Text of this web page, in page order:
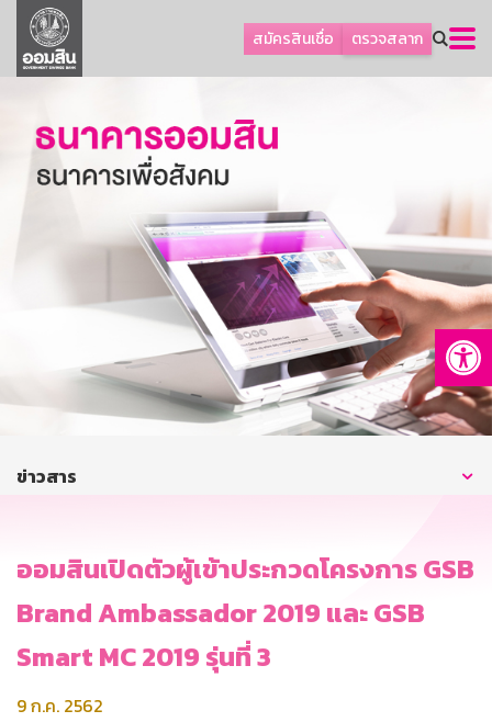
สมัครสินเชื่อ ตรวจสลาก
ลูกค้าธุรกิจ
ลูกค้าผู้ประกอบรายย่อย
ออมเพื่อสุข
เกี่ยวกับธนาคาร
การพัฒนาที่ยั่งยืน
บริการทางการเงิน
ติดต่อเรา
บริการออนไลน์
ข่าวสาร
ออมสินเปิดตัวผู้เข้าประกวดโครงการ GSB
Brand Ambassador 2019 และ GSB
Smart MC 2019 รุ่นที่ 3
9 ก.ค. 2562